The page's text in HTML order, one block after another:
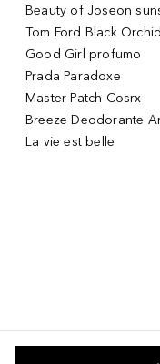
Beauty of Joseon
Tom Ford Black Orchid
Good Girl profumo
Prada Paradoxe
Master Patch Cosrx
Breeze Deodorante
La vie est belle